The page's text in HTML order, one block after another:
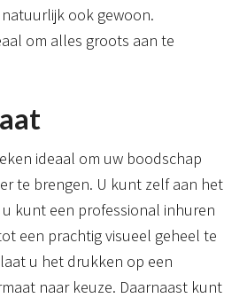
ook gewoon.
om alles groots aan te
ideaal om uw boodschap
te brengen. U kunt zelf aan het
kunt een professional inhuren
een prachtig visueel geheel te
u het drukken op een
naar keuze. Daarnaast kunt